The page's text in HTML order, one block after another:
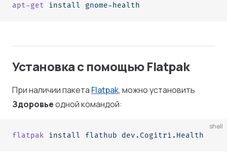
apt-get install gnome-health
Установка c помощью Flatpak
При наличии пакета Flatpak, можно установить
Здоровьеодной командой:
shell
flatpak install flathub dev.Cogitri.Health